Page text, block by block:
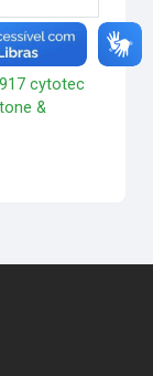
cytotec
&